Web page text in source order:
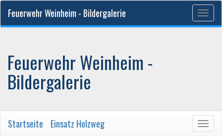
Feuerwehr Weinheim - Bildergalerie
Feuerwehr Weinheim -
Bildergalerie
Startseite Einsatz Holzweg